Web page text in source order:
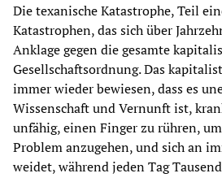
Die texanische Katastrophe, Teil
Katastrophen, das sich über
Anklage gegen die gesamte
Gesellschaftsordnung. Das
immer wieder bewiesen, dass es
Wissenschaft und Vernunft ist,
unfähig, einen Finger zu rühren,
Problem anzugehen, und sich an
weidet, während jeden Tag